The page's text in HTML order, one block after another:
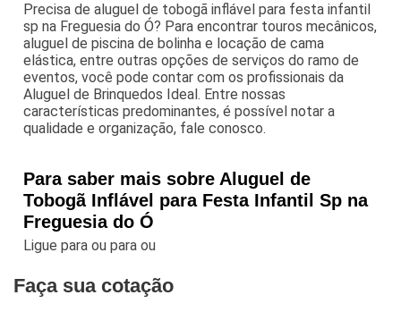
Precisa de aluguel de tobogã inflável para festa infantil
sp na Freguesia do Ó? Para encontrar touros mecânicos,
aluguel de piscina de bolinha e locação de cama
elástica, entre outras opções de serviços do ramo de
eventos, você pode contar com os profissionais da
Aluguel de Brinquedos Ideal. Entre nossas
características predominantes, é possível notar a
qualidade e organização, fale conosco.
Para saber mais sobre Aluguel de
Tobogã Inflável para Festa Infantil Sp na
Freguesia do Ó
Ligue paraou paraou
Faça sua cotação